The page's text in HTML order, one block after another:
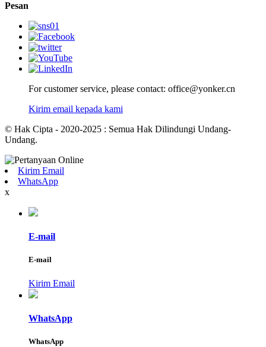
Pesan
For customer service, please contact: office@yonker.cn
Kirim email kepada kami
© Hak Cipta - 2020-2025 : Semua Hak Dilindungi Undang-
Undang.
Kirim Email
WhatsApp
x
E-mail
E-mail
Kirim Email
WhatsApp
WhatsApp